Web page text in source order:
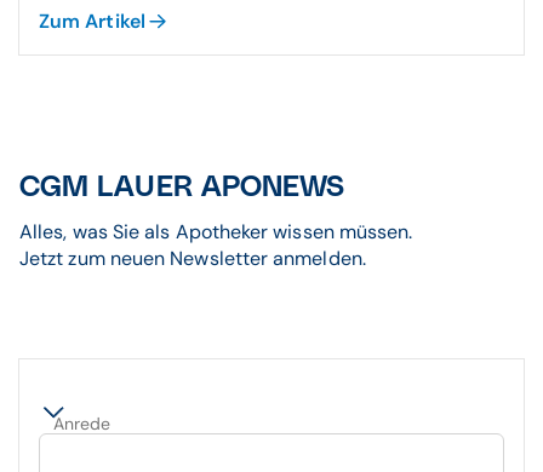
Zum Artikel
CGM LAUER APONEWS
Alles, was Sie als Apotheker wissen müssen.
Jetzt zum neuen Newsletter anmelden.
Anrede